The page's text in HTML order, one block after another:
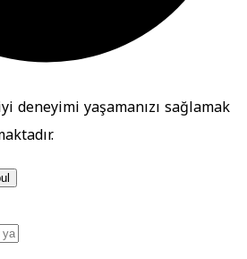
deneyimi yaşamanızı sağlamak